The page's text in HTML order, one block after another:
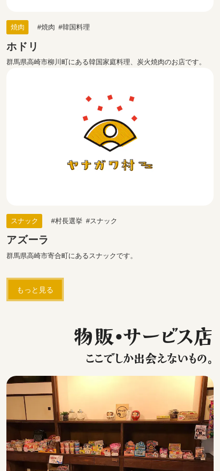
焼肉 焼肉 韓国料理
ホドリ
群馬県高崎市柳川町にある韓国家庭料理、炭火焼肉のお店です。
スナック 村長選挙 スナック
アズーラ
群馬県高崎市寄合町にあるスナックです。
もっと見る
物販・サービス店
ここでしか出会えないもの。